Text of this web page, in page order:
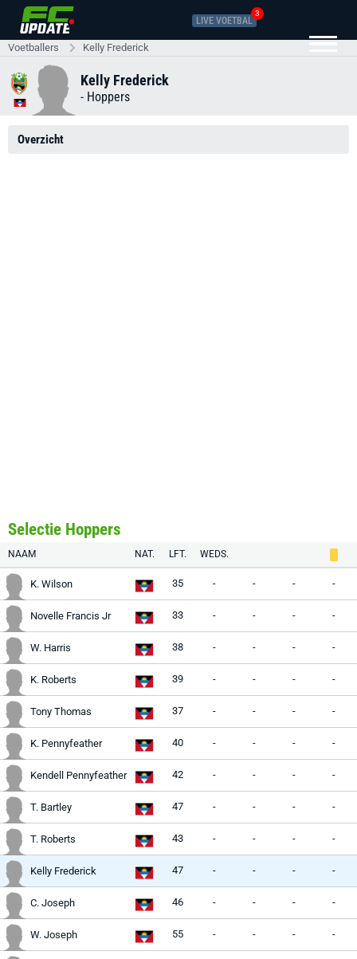
LIVE VOETBAL
3
Voetballers Kelly Frederick
Kelly Frederick
- Hoppers
Overzicht
Selectie Hoppers
NAAM NAT. LFT. WEDS.
K. Wilson 35 - - - -
Novelle Francis Jr 33 - - - -
W. Harris 38 - - - -
K. Roberts 39 - - - -
Tony Thomas 37 - - - -
K. Pennyfeather 40 - - - -
Kendell Pennyfeather 42 - - - -
T. Bartley 47 - - - -
T. Roberts 43 - - - -
Kelly Frederick 47 - - - -
C. Joseph 46 - - - -
W. Joseph 55 - - - -